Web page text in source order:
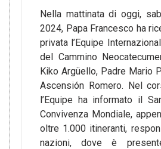
Nella mattinata di oggi,
2024, Papa Francesco ha
privata l’Equipe
del Cammino
Kiko Argüello, Padre Mario
Ascensión Romero. Nel
l’Equipe ha informato il
Convivenza Mondiale,
oltre 1.000 itineranti,
nazioni, dove è